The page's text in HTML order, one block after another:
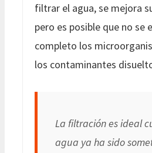
filtrar el agua, se mejora
pero es posible que no se
completo los
los contaminantes
La filtración es ideal
agua ya ha sido